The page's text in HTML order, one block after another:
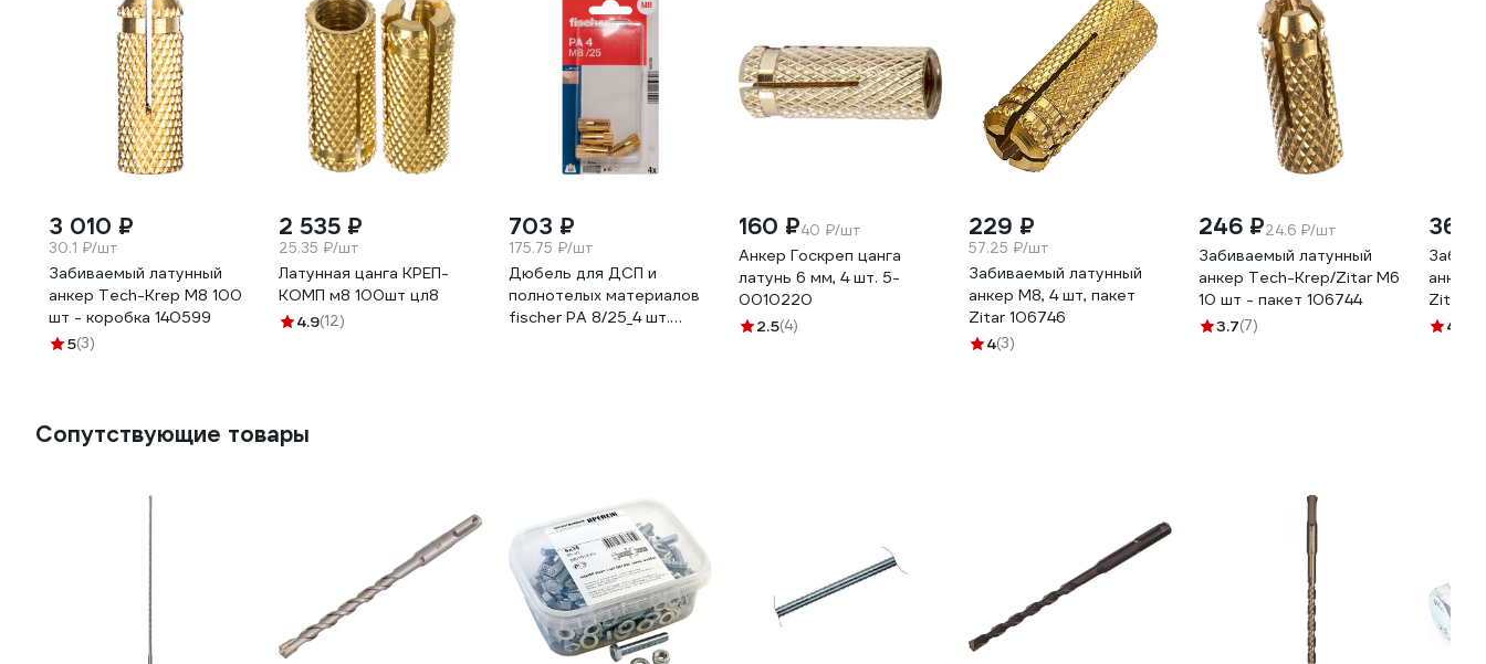
3 010 ₽
30.1 ₽/шт
Забиваемый латунный
анкер Tech-Krep М8 100
шт - коробка 140599
5(3)
2 535 ₽
25.35 ₽/шт
Латунная цанга КРЕП-
КОМП м8 100шт цл8
4.9(12)
703 ₽
175.75 ₽/шт
Дюбель для ДСП и
полнотелых материалов
fischer PA 8/25_4 шт.
160 ₽40 ₽/шт
Анкер Госкреп цанга
латунь 6 мм, 4 шт. 5-
0010220
2.5(4)
229 ₽
57.25 ₽/шт
Забиваемый латунный
анкер М8, 4 шт, пакет
Zitar 106746
4(3)
246 ₽24.6 ₽/шт
Забиваемый латунный
анкер Tech-Krep/Zitar М6
10 шт - пакет 106744
3.7(7)
367
анкер
Zitar
4.3
Сопутствующие товары